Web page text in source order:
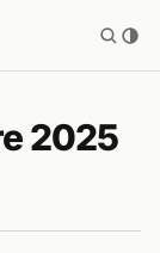
2025